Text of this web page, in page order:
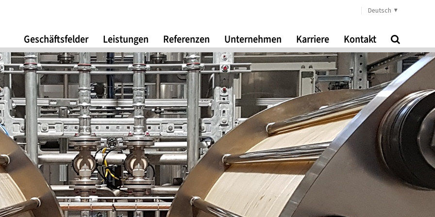
Deutsch
Geschäftsfelder Leistungen Referenzen Unternehmen Karriere Kontakt